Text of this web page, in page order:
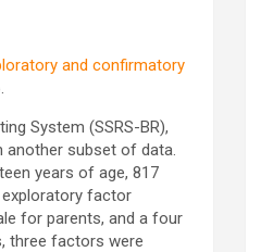
and confirmatory
System (SSRS-BR),
subset of data.
years of age, 817
factor
for parents, and a four
three factors were